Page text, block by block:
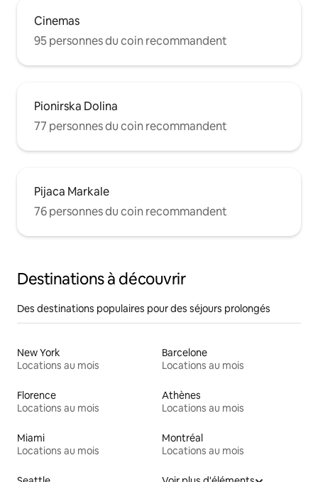
Cinemas
95 personnes du coin recommandent
Pionirska Dolina
77 personnes du coin recommandent
Pijaca Markale
76 personnes du coin recommandent
Destinations à découvrir
Des destinations populaires pour des séjours prolongés
New York
Locations au mois
Barcelone
Locations au mois
Florence
Locations au mois
Athènes
Locations au mois
Miami
Locations au mois
Montréal
Locations au mois